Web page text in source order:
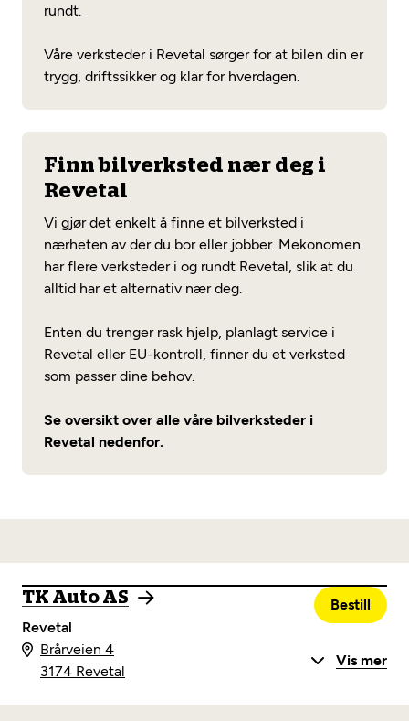
rundt.
Våre verksteder i Revetal sørger for at bilen din er
trygg, driftssikker og klar for hverdagen.
Finn bilverksted nær deg i
Revetal
Vi gjør det enkelt å finne et bilverksted i
nærheten av der du bor eller jobber. Mekonomen
har flere verksteder i og rundt Revetal, slik at du
alltid har et alternativ nær deg.
Enten du trenger rask hjelp, planlagt service i
Revetal eller EU-kontroll, finner du et verksted
som passer dine behov.
Se oversikt over alle våre bilverksteder i
Revetal nedenfor.
TK Auto AS
Revetal
Bestill
Brårveien 4
3174 Revetal
Vis mer